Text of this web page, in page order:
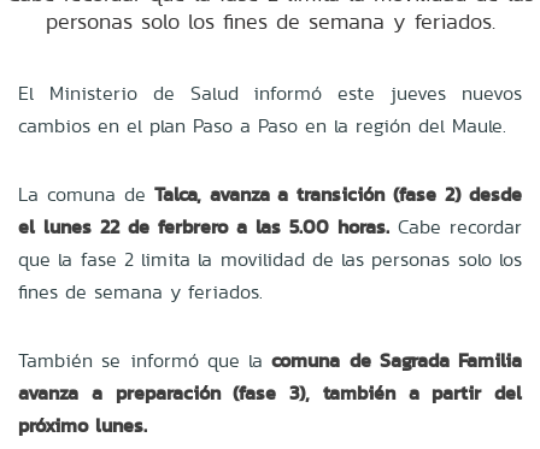
personas solo los fines de semana y feriados.
El Ministerio de Salud informó este jueves nuevos
cambios en el plan Paso a Paso en la región del Maule.
La comuna de Talca, avanza a transición (fase 2) desde
el lunes 22 de ferbrero a las 5.00 horas. Cabe recordar
que la fase 2 limita la movilidad de las personas solo los
fines de semana y feriados.
También se informó que lacomuna de Sagrada Familia
avanza a preparación (fase 3), también a partir del
próximo lunes.